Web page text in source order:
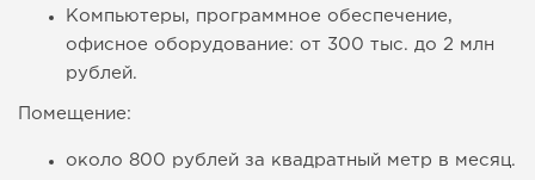
Компьютеры, программное обеспечение,
офисное оборудование: от 300 тыс. до 2 млн
рублей.
Помещение:
около 800 рублей за квадратный метр в месяц.